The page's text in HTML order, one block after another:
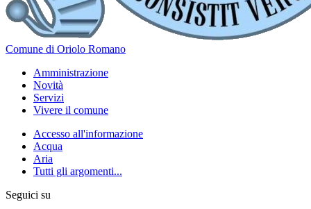
Comune di Oriolo Romano
Amministrazione
Novità
Servizi
Vivere il comune
Accesso all'informazione
Acqua
Aria
Tutti gli argomenti...
Seguici su